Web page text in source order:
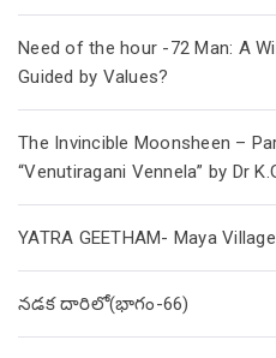
Need of the hour -72 Man: A
Guided by Values?
The Invincible Moonsheen –
“Venutiragani Vennela” by Dr
YATRA GEETHAM- Maya
నడక దారిలో(భాగం-66)